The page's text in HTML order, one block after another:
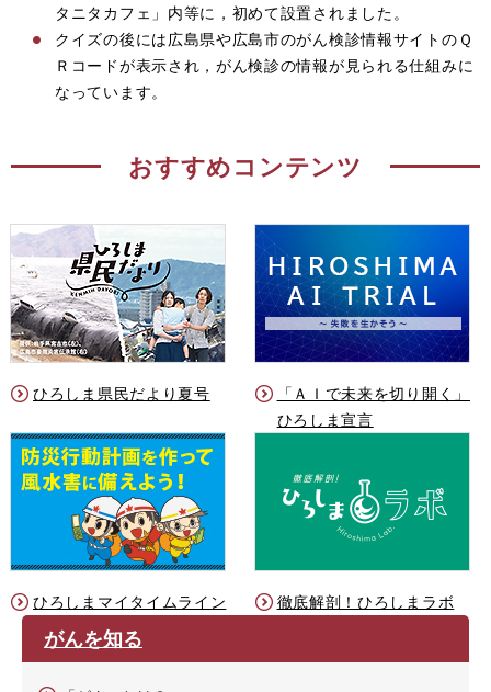
タニタカフェ」内等に，初めて設置されました。
クイズの後には広島県や広島市のがん検診情報サイトのＱ
Ｒコードが表示され，がん検診の情報が見られる仕組みに
なっています。
おすすめコンテンツ
ひろしま県民だより夏号
「ＡＩで未来を切り開く」
ひろしま宣言
ひろしまマイタイムライン 徹底解剖！ひろしまラボ
がんを知る